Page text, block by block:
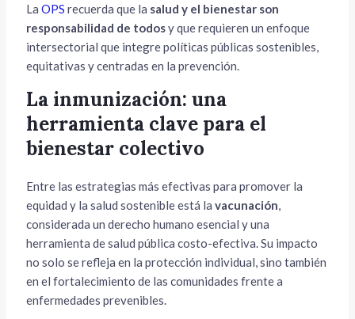
LaOPS recuerda que la salud y el bienestar son
responsabilidad de todosy que requieren un enfoque
intersectorial que integre políticas públicas sostenibles,
equitativas y centradas en la prevención.
La inmunización: una
herramienta clave para el
bienestar colectivo
Entre las estrategias más efectivas para promover la
equidad y la salud sostenible está lavacunación,
considerada un derecho humano esencial y una
herramienta de salud pública costo-efectiva. Su impacto
no solo se refleja en la protección individual, sino también
en el fortalecimiento de las comunidades frente a
enfermedades prevenibles.